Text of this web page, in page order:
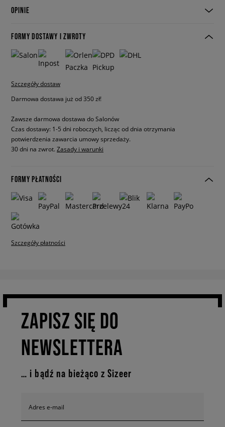
OPINIE
FORMY DOSTAWY I ZWROTY
Szczegóły dostaw
Darmowa dostawa już od 350 zł!
Zawsze darmowa dostawa do Salonów
Czas dostawy: 1-5 dni roboczych, licząc od dnia otrzymania
potwierdzenia zawarcia umowy sprzedaży.
30 dni na zwrot. Zasady i warunki
FORMY PŁATNOŚCI
Szczegóły płatności
ZAPISZ SIĘ DO
NEWSLETTERA
… i bądź na bieżąco z Sizeer
Adres e-mail